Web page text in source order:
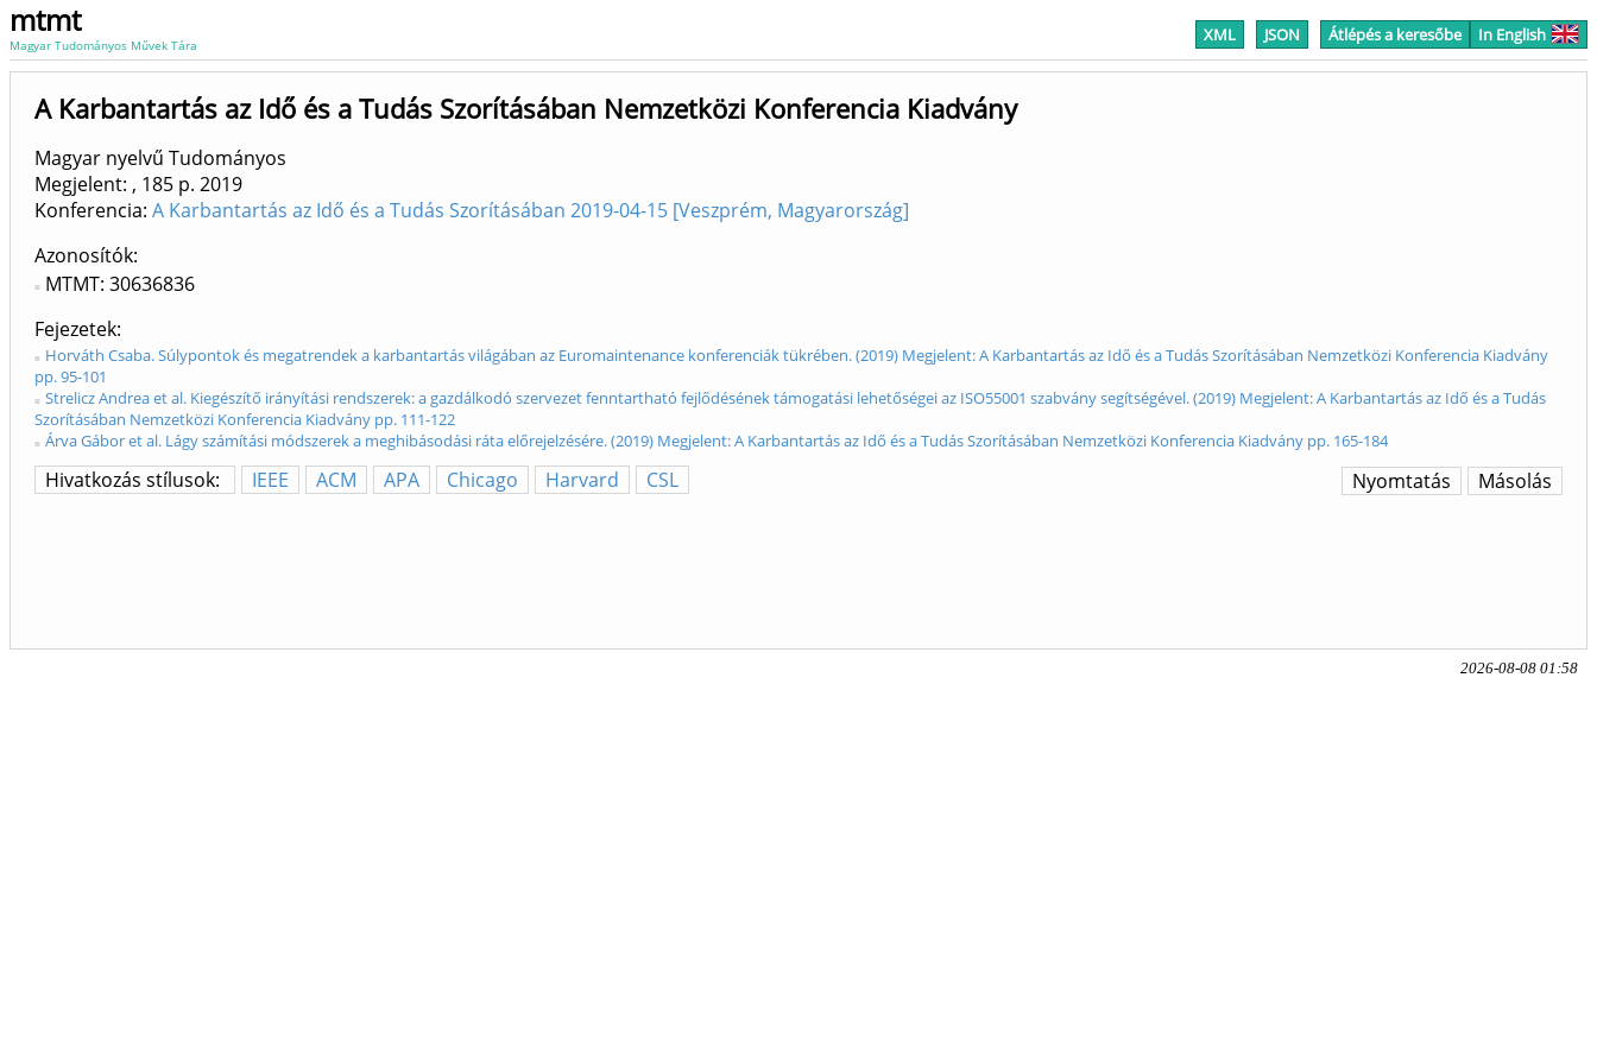
mtmt
Magyar Tudományos Művek Tára XML JSON Átlépés a keresőbe In English
A Karbantartás az Idő és a Tudás Szorításában Nemzetközi Konferencia Kiadvány
Magyar nyelvű Tudományos
Megjelent: , 185 p. 2019
Konferencia: A Karbantartás az Idő és a Tudás Szorításában 2019-04-15 [Veszprém, Magyarország]
Azonosítók
MTMT: 30636836
Fejezetek
Horváth Csaba. Súlypontok és megatrendek a karbantartás világában az Euromaintenance konferenciák tükrében. (2019) Megjelent: A Karbantartás az Idő és a Tudás Szorításában Nemzetközi Konferencia Kiadvány
pp. 95-101
Strelicz Andrea et al. Kiegészítő irányítási rendszerek: a gazdálkodó szervezet fenntartható fejlődésének támogatási lehetőségei az ISO55001 szabvány segítségével. (2019) Megjelent: A Karbantartás az Idő és a Tudás
Szorításában Nemzetközi Konferencia Kiadvány pp. 111-122
Árva Gábor et al. Lágy számítási módszerek a meghibásodási ráta előrejelzésére. (2019) Megjelent: A Karbantartás az Idő és a Tudás Szorításában Nemzetközi Konferencia Kiadvány pp. 165-184
Hivatkozás stílusok: IEEE ACM APA Chicago Harvard CSL Másolás
Nyomtatás
2026-08-08 01:58